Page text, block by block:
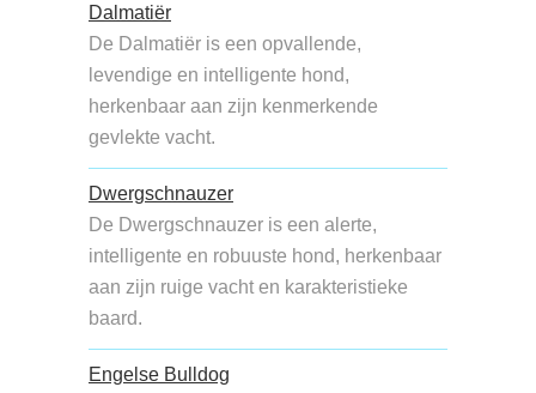
Dalmatiër
De Dalmatiër is een opvallende,
levendige en intelligente hond,
herkenbaar aan zijn kenmerkende
gevlekte vacht.
Dwergschnauzer
De Dwergschnauzer is een alerte,
intelligente en robuuste hond, herkenbaar
aan zijn ruige vacht en karakteristieke
baard.
Engelse Bulldog